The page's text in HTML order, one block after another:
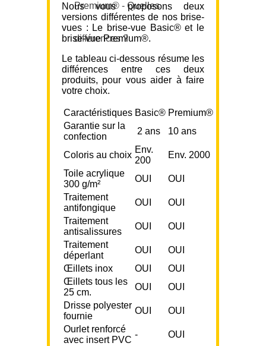
Premium® - Quelles
différences ?
Nous vous proposons deux
versions différentes de nos brise-
vues : Le brise-vue Basic® et le
brise-vue Premium®.
Le tableau ci-dessous résume les
différences entre ces deux
produits, pour vous aider à faire
votre choix.
Caractéristiques Basic® Premium®
Garantie sur la
confection
2 ans 10 ans
Coloris au choix
Env.
200
Env. 2000
Toile acrylique
300 g/m²
OUI
OUI
Traitement
antifongique
OUI
OUI
Traitement
antisalissures
OUI
OUI
Traitement
déperlant
OUI
OUI
Œillets inox
OUI
OUI
Œillets tous les
25 cm.
OUI
OUI
Drisse polyester
fournie
OUI
OUI
Ourlet renforcé
avec insert PVC
- OUI